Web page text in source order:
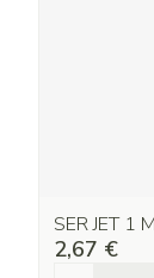
SER JET 1
2,67 €